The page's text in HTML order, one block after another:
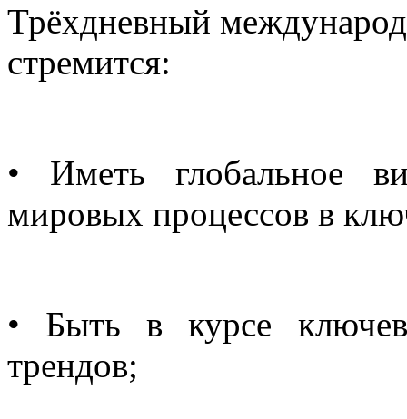
Трёхдневный
стремится:
• Иметь глобальное
мировых процессов в
• Быть в курсе
трендов;